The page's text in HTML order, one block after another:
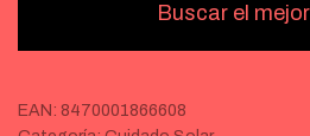
Buscar el
EAN: 8470001866608